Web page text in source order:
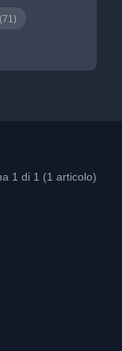
(71)
1 di 1 (1 articolo)